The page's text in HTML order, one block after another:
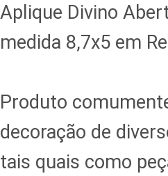
Aplique Divino
medida 8,7x5 em
Produto
decoração de
tais quais como